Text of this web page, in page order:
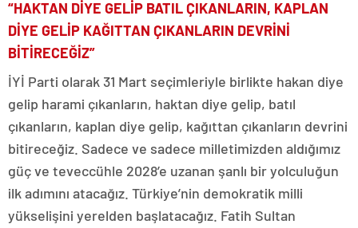
“HAKTAN DİYE GELİP BATIL ÇIKANLARIN, KAPLAN
DİYE GELİP KAĞITTAN ÇIKANLARIN DEVRİNİ
BİTİRECEĞİZ”
İYİ Parti olarak 31 Mart seçimleriyle birlikte hakan diye
gelip harami çıkanların, haktan diye gelip, batıl
çıkanların, kaplan diye gelip, kağıttan çıkanların devrini
bitireceğiz. Sadece ve sadece milletimizden aldığımız
güç ve teveccühle 2028’e uzanan şanlı bir yolculuğun
ilk adımını atacağız. Türkiye’nin demokratik milli
yükselişini yerelden başlatacağız. Fatih Sultan